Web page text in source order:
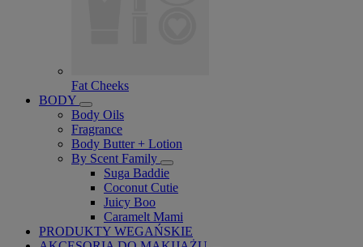
Fat Cheeks
BODY
Body Oils
Fragrance
Body Butter + Lotion
By Scent Family
Suga Baddie
Coconut Cutie
Juicy Boo
Caramelt Mami
PRODUKTY WEGAŃSKIE